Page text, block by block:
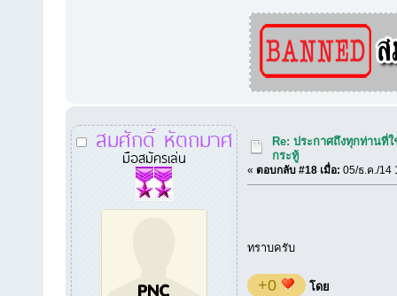
สมศักดิ์ หัตถมาศ
มือสมัครเล่น
Re: ประกาศถึงทุกท่านที่
กระทู้
« ตอบกลับ #18 เมื่อ: 05/ธ.ค./14
ทราบครับ
+0 โดย